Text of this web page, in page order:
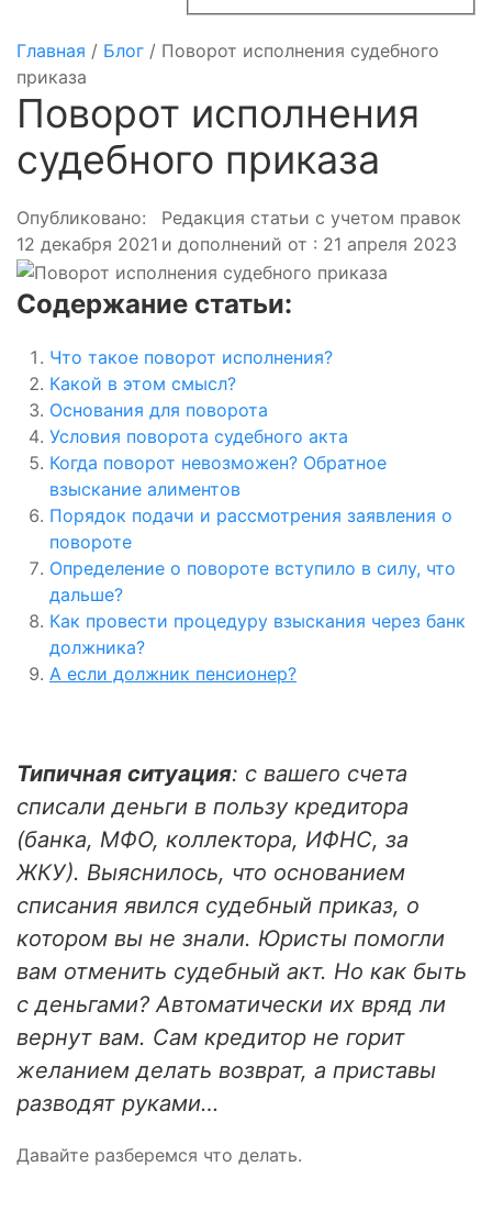
Главная / Блог / Поворот исполнения судебного
приказа
Поворот исполнения
судебного приказа
Опубликовано:
12 декабря 2021
Редакция статьи с учетом правок
и дополнений от : 21 апреля 2023
Содержание статьи:
Что такое поворот исполнения?
Какой в этом смысл?
Основания для поворота
Условия поворота судебного акта
Когда поворот невозможен? Обратное
взыскание алиментов
Порядок подачи и рассмотрения заявления о
повороте
Определение о повороте вступило в силу, что
дальше?
Как провести процедуру взыскания через банк
должника?
А если должник пенсионер?
Типичная ситуация: с вашего счета
списали деньги в пользу кредитора
(банка, МФО, коллектора, ИФНС, за
ЖКУ). Выяснилось, что основанием
списания явился судебный приказ, о
котором вы не знали. Юристы помогли
вам отменить судебный акт. Но как быть
с деньгами? Автоматически их вряд ли
вернут вам. Сам кредитор не горит
желанием делать возврат, а приставы
разводят руками…
Давайте разберемся что делать.